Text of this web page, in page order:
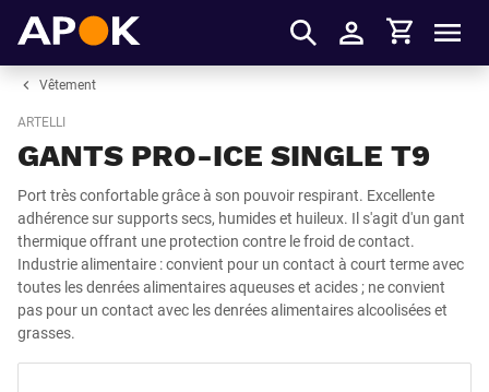
S'identifier
Panier
Vêtement
ARTELLI
GANTS PRO-ICE SINGLE T9
Port très confortable grâce à son pouvoir respirant. Excellente
adhérence sur supports secs, humides et huileux. Il s'agit d'un gant
thermique offrant une protection contre le froid de contact.
Industrie alimentaire : convient pour un contact à court terme avec
toutes les denrées alimentaires aqueuses et acides ; ne convient
pas pour un contact avec les denrées alimentaires alcoolisées et
grasses.